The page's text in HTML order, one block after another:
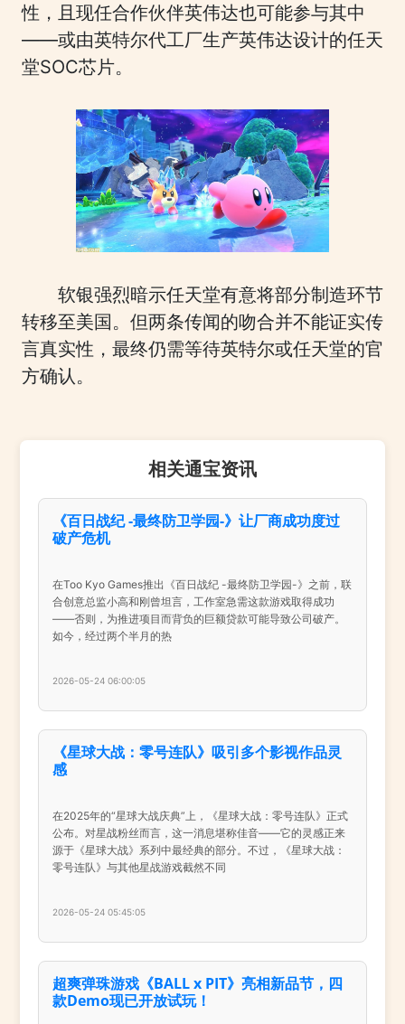
性，且现任合作伙伴英伟达也可能参与其中
——或由英特尔代工厂生产英伟达设计的任天
堂SOC芯片。
软银强烈暗示任天堂有意将部分制造环节
转移至美国。但两条传闻的吻合并不能证实传
言真实性，最终仍需等待英特尔或任天堂的官
方确认。
相关通宝资讯
《百日战纪 -最终防卫学园-》让厂商成功度过
破产危机
在Too Kyo Games推出《百日战纪 -最终防卫学园-》之前，联
合创意总监小高和刚曾坦言，工作室急需这款游戏取得成功
——否则，为推进项目而背负的巨额贷款可能导致公司破产。
如今，经过两个半月的热
2026-05-24 06:00:05
《星球大战：零号连队》吸引多个影视作品灵
感
在2025年的“星球大战庆典”上，《星球大战：零号连队》正式
公布。对星战粉丝而言，这一消息堪称佳音——它的灵感正来
源于《星球大战》系列中最经典的部分。不过，《星球大战：
零号连队》与其他星战游戏截然不同
2026-05-24 05:45:05
超爽弹珠游戏《BALL x PIT》亮相新品节，四
款Demo现已开放试玩！